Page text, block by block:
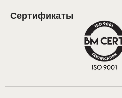
Сертификаты